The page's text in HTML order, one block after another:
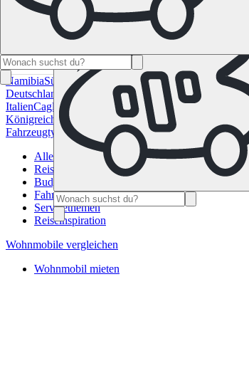
NamibiaSüdafrikaAlle Ziele in Kanada CalgaryHalifax
Deutschland
Berlin Hamburg HannoverKöln Leipzig
ItalienCagliari Florenz Mailand Rom Sardinien
Königreich Edinburgh Glasgow London
Fahrzeugtypen Wohnmobil-RatgeberReisemagazin
Alle Beiträge
Reiseplanung
Budgetplanung
Fahrzeug
Servicethemen
Reiseinspiration
Wohnmobile vergleichen
Wohnmobil mieten